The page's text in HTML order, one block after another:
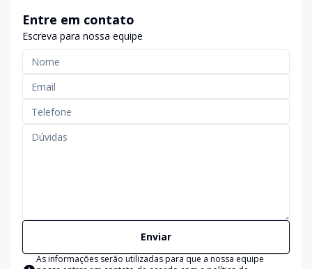
Entre em contato
Escreva para nossa equipe
Enviar
As informações serão utilizadas para que a nossa equipe